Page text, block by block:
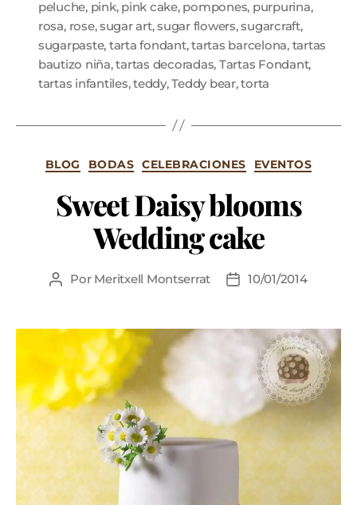
peluche, pink, pink cake, pompones, purpurina,
rosa, rose,sugar art,sugar flowers,sugarcraft,
sugarpaste, tarta fondant,tartas barcelona, tartas
bautizo niña,tartas decoradas, Tartas Fondant,
tartas infantiles,teddy,Teddy bear,torta
BLOG BODAS CELEBRACIONES EVENTOS
Sweet Daisy blooms
Wedding cake
Por Meritxell Montserrat 10/01/2014